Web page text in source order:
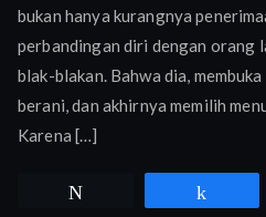
bukan hanya kurangnya
perbandingan diri dengan orang
blak-blakan. Bahwa dia,
berani, dan akhirnya memilih
Karena […]